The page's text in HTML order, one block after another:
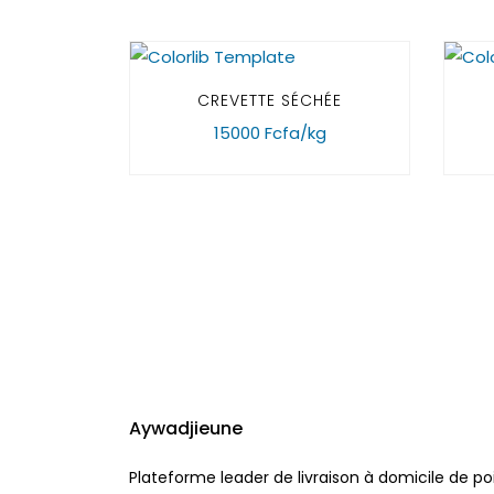
CREVETTE SÉCHÉE
15000 Fcfa/kg
Aywadjieune
Plateforme leader de livraison à domicile de